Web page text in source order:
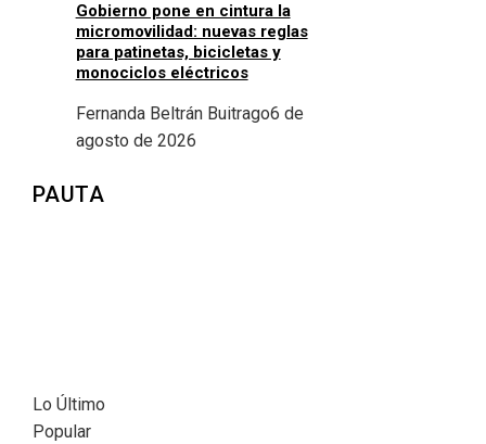
Gobierno pone en cintura la
micromovilidad: nuevas reglas
para patinetas, bicicletas y
monociclos eléctricos
Fernanda Beltrán Buitrago6 de
agosto de 2026
PAUTA
Lo Último
Popular